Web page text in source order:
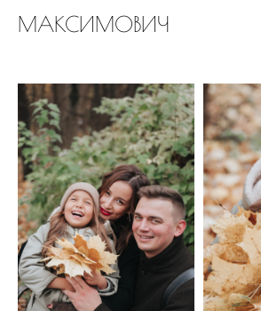
МАКСИМОВИЧ